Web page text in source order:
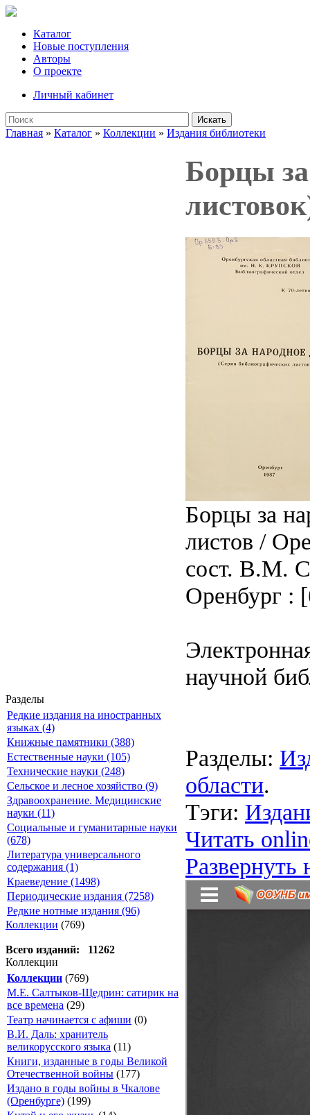
Каталог
Новые поступления
Авторы
О проекте
Личный кабинет
Искать
Главная » Каталог » Коллекции » Издания библиотеки
Разделы
Редкие издания на иностранных
языках (4)
Книжные памятники (388)
Естественные науки (105)
Технические науки (248)
Сельское и лесное хозяйство (9)
Здравоохранение. Медицинские
науки (11)
Социальные и гуманитарные науки
(678)
Литература универсального
содержания (1)
Краеведение (1498)
Периодические издания (7258)
Редкие нотные издания (96)
Коллекции (769)
Всего изданий: 11262
Коллекции
Коллекции (769)
М.Е. Салтыков-Щедрин: сатирик на
все времена (29)
Театр начинается с афиши (0)
В.И. Даль: хранитель
великорусского языка (11)
Книги, изданные в годы Великой
Отечественной войны (177)
Издано в годы войны в Чкалове
(Оренбурге) (199)
Борцы
Борцы за
листов /
сост. В.М.
Оренбург :
научной
Разделы:
области.
Тэги:
Читать
Развернуть